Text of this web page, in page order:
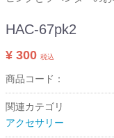
HAC-67pk2
¥ 300 税込
商品コード：
関連カテゴリ
アクセサリー